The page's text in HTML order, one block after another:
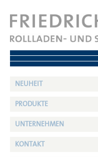
NEUHEIT
PRODUKTE
UNTERNEHMEN
KONTAKT